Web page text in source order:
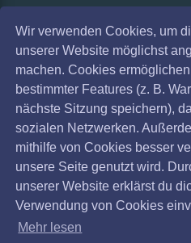
Wir verwenden Cookies, um
unserer Website möglichst
machen. Cookies
bestimmter Features (z. B.
nächste Sitzung speichern),
sozialen Netzwerken.
mithilfe von Cookies besser
unsere Seite genutzt wird.
unserer Website erklärst du
Verwendung von Cookies
Mehr lesen
Absagen